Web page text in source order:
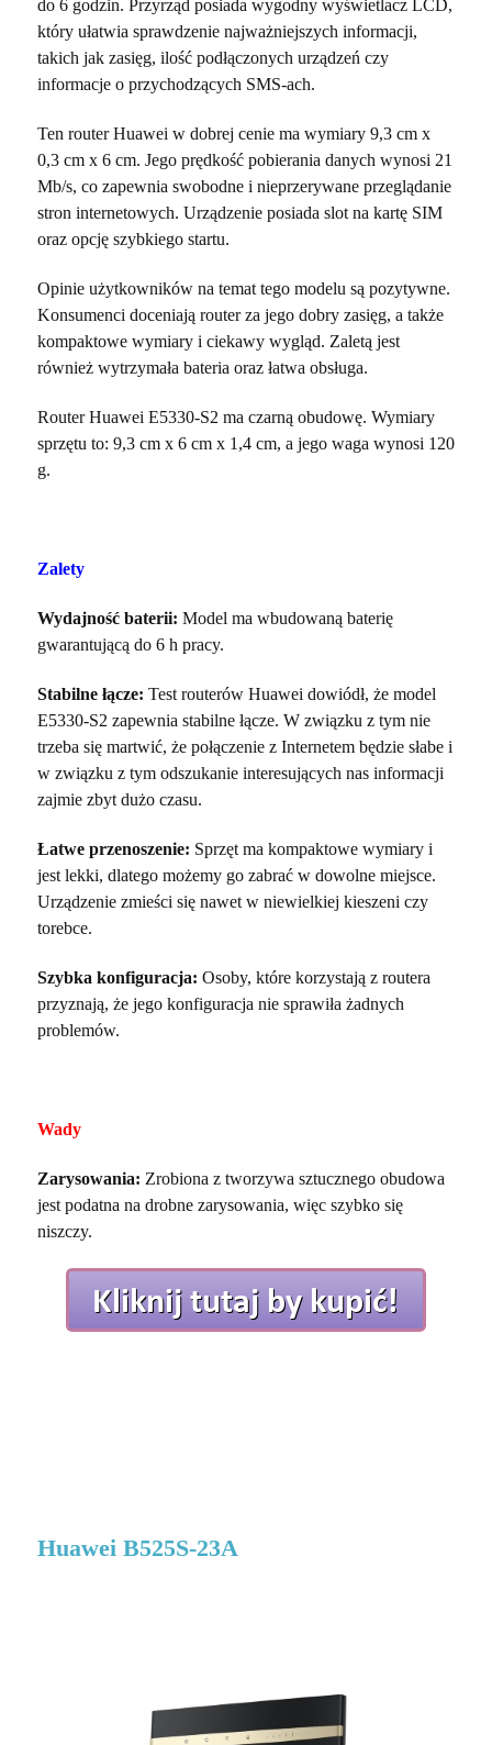
do 6 godzin. Przyrząd posiada wygodny wyświetlacz LCD,
który ułatwia sprawdzenie najważniejszych informacji,
takich jak zasięg, ilość podłączonych urządzeń czy
informacje o przychodzących SMS-ach.
Ten router Huawei w dobrej cenie ma wymiary 9,3 cm x
0,3 cm x 6 cm. Jego prędkość pobierania danych wynosi 21
Mb/s, co zapewnia swobodne i nieprzerywane przeglądanie
stron internetowych. Urządzenie posiada slot na kartę SIM
oraz opcję szybkiego startu.
Opinie użytkowników na temat tego modelu są pozytywne.
Konsumenci doceniają router za jego dobry zasięg, a także
kompaktowe wymiary i ciekawy wygląd. Zaletą jest
również wytrzymała bateria oraz łatwa obsługa.
Router Huawei E5330-S2 ma czarną obudowę. Wymiary
sprzętu to: 9,3 cm x 6 cm x 1,4 cm, a jego waga wynosi 120
g.
Zalety
Wydajność baterii: Model ma wbudowaną baterię
gwarantującą do 6 h pracy.
Stabilne łącze: Test routerów Huawei dowiódł, że model
E5330-S2 zapewnia stabilne łącze. W związku z tym nie
trzeba się martwić, że połączenie z Internetem będzie słabe i
w związku z tym odszukanie interesujących nas informacji
zajmie zbyt dużo czasu.
Łatwe przenoszenie: Sprzęt ma kompaktowe wymiary i
jest lekki, dlatego możemy go zabrać w dowolne miejsce.
Urządzenie zmieści się nawet w niewielkiej kieszeni czy
torebce.
Szybka konfiguracja: Osoby, które korzystają z routera
przyznają, że jego konfiguracja nie sprawiła żadnych
problemów.
Wady
Zarysowania: Zrobiona z tworzywa sztucznego obudowa
jest podatna na drobne zarysowania, więc szybko się
niszczy.
Huawei B525S-23A